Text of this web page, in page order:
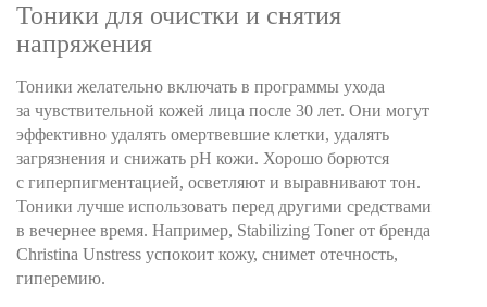
Тоники для очистки и снятия
напряжения
Тоники желательно включать в программы ухода
за чувствительной кожей лица после 30 лет. Они могут
эффективно удалять омертвевшие клетки, удалять
загрязнения и снижать рН кожи. Хорошо борются
с гиперпигментацией, осветляют и выравнивают тон.
Тоники лучше использовать перед другими средствами
в вечернее время. Например, Stabilizing Toner от бренда
Christina Unstress успокоит кожу, снимет отечность,
гиперемию.